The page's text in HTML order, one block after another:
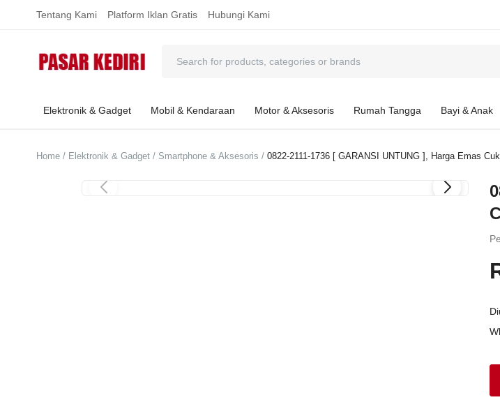
Tentang Kami Platform Iklan Gratis Hubungi Kami
Elektronik & Gadget Mobil & Kendaraan Motor & Aksesoris Rumah Tangga Bayi & Anak
Home Elektronik & Gadget Smartphone & Aksesoris 0822-2111-1736 [ GARANSI UNTUNG ], Harga Emas